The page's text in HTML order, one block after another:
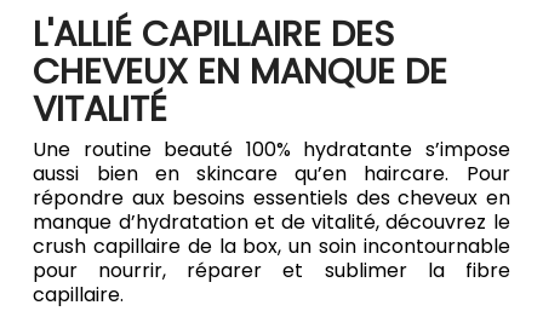
L'ALLIÉ CAPILLAIRE DES
CHEVEUX EN MANQUE DE
VITALITÉ
Une routine beauté 100% hydratante s’impose
aussi bien en skincare qu’en haircare. Pour
répondre aux besoins essentiels des cheveux en
manque d’hydratation et de vitalité, découvrez le
crush capillaire de la box, un soin incontournable
pour nourrir, réparer et sublimer la fibre
capillaire.